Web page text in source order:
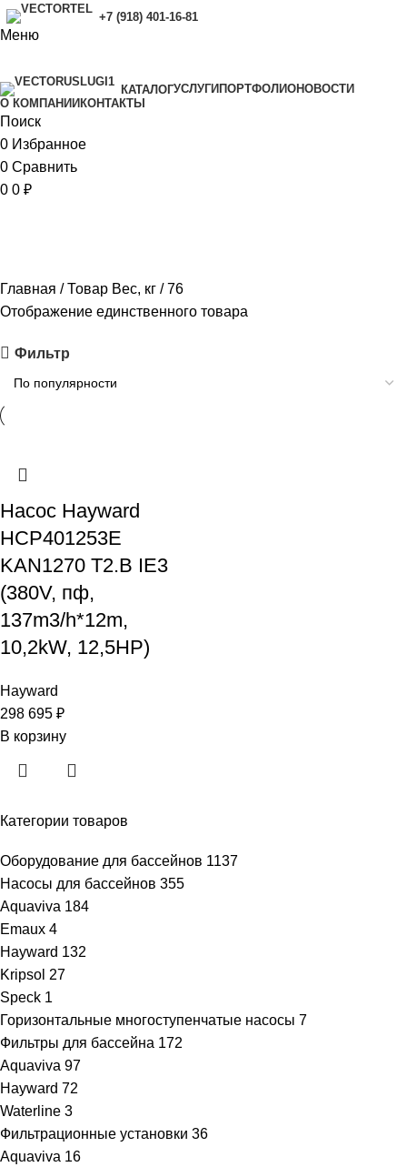
+7 (918) 401-16-81
Меню
КАТАЛОГУСЛУГИ ПОРТФОЛИОНОВОСТИ
O КОМПАНИИ КОНТАКТЫ
Поиск
0 Избранное
0 Сравнить
0 0 ₽
Категории товаров
Оборудование для бассейнов 1137
Насосы для бассейнов 355
Aquaviva 184
Emaux 4
Hayward 132
Kripsol 27
Speck 1
Горизонтальные многоступенчатые насосы 7
Фильтры для бассейна 172
Aquaviva 97
Hayward 72
Waterline 3
Фильтрационные установки 36
Aquaviva 16
Главная Товар Вес, кг
76
Отображение единственного товара
Фильтр
Насос Hayward
HCP401253E
KAN1270 T2.B IE3
(380V, пф,
137m3/h*12m,
10,2kW, 12,5HP)
Hayward
298 695 ₽
В корзину